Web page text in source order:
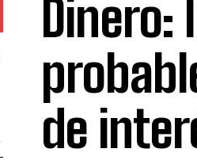
Dinero:
de